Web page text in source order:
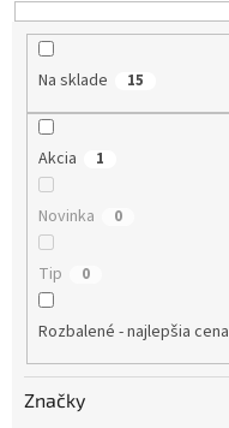
d
Na sklade 15
Akcia 1
Novinka 0
Tip 0
Rozbalené - najlepšia cena
Značky